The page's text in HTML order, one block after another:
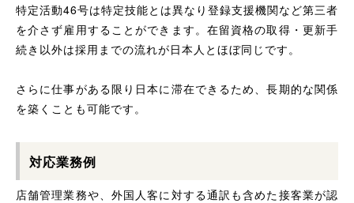
特定活動46号は特定技能とは異なり登録支援機関など第三者
を介さず雇用することができます。在留資格の取得・更新手
続き以外は採用までの流れが日本人とほぼ同じです。
さらに仕事がある限り日本に滞在できるため、長期的な関係
を築くことも可能です。
対応業務例
店舗管理業務や、外国人客に対する通訳も含めた接客業が認